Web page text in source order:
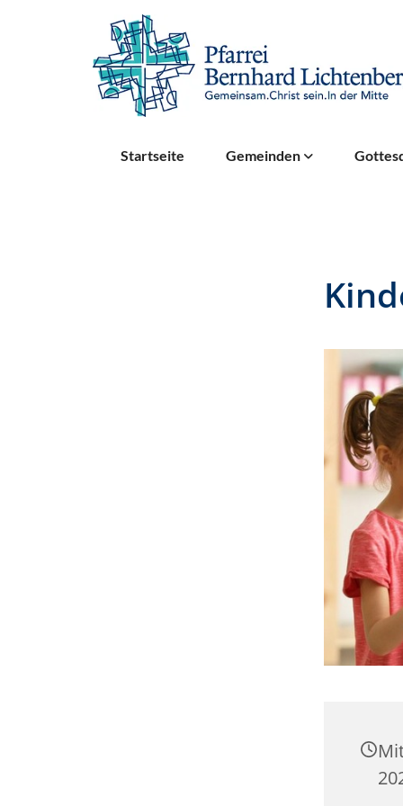
Startseite Gemeinden